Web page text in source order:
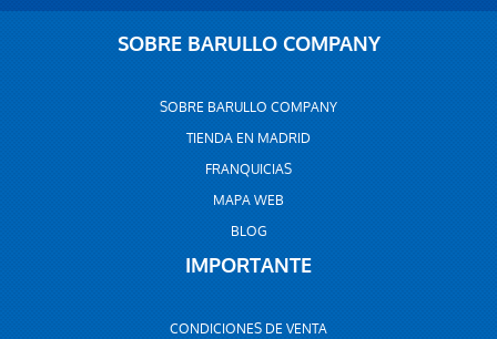
SOBRE BARULLO COMPANY
SOBRE BARULLO COMPANY
TIENDA EN MADRID
FRANQUICIAS
MAPA WEB
BLOG
IMPORTANTE
CONDICIONES DE VENTA